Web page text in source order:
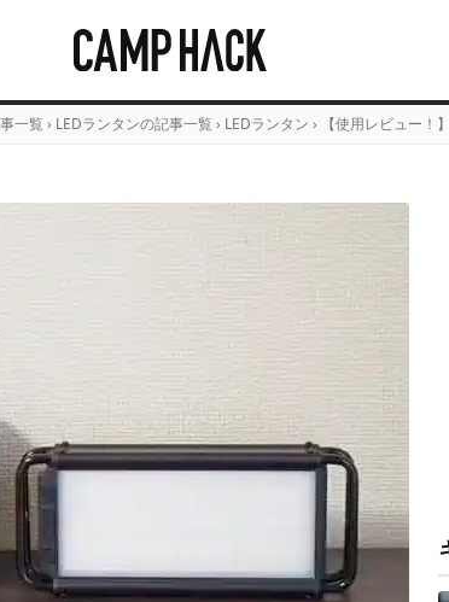
一覧 › LEDランタンの記事一覧 › LEDランタン › 【使用レビュー！